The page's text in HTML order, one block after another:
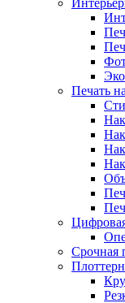
Печать
Срочная